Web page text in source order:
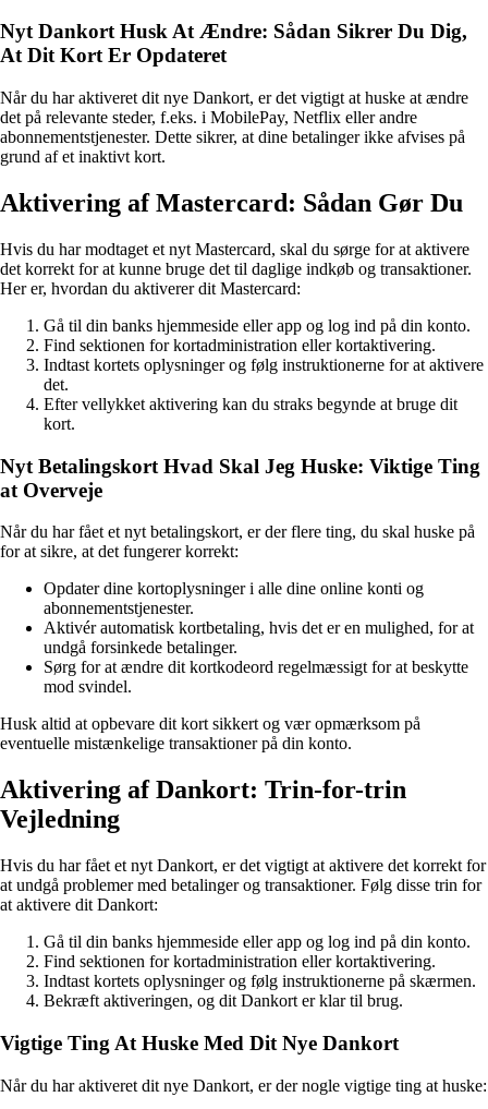
Nyt Dankort Husk At Ændre: Sådan Sikrer Du Dig,
At Dit Kort Er Opdateret
Når du har aktiveret dit nye Dankort, er det vigtigt at huske at ændre
det på relevante steder, f.eks. i MobilePay, Netflix eller andre
abonnementstjenester. Dette sikrer, at dine betalinger ikke afvises på
grund af et inaktivt kort.
Aktivering af Mastercard: Sådan Gør Du
Hvis du har modtaget et nyt Mastercard, skal du sørge for at aktivere
det korrekt for at kunne bruge det til daglige indkøb og transaktioner.
Her er, hvordan du aktiverer dit Mastercard:
Gå til din banks hjemmeside eller app og log ind på din konto.
Find sektionen for kortadministration eller kortaktivering.
Indtast kortets oplysninger og følg instruktionerne for at aktivere
det.
Efter vellykket aktivering kan du straks begynde at bruge dit
kort.
Nyt Betalingskort Hvad Skal Jeg Huske: Viktige Ting
at Overveje
Når du har fået et nyt betalingskort, er der flere ting, du skal huske på
for at sikre, at det fungerer korrekt:
Opdater dine kortoplysninger i alle dine online konti og
abonnementstjenester.
Aktivér automatisk kortbetaling, hvis det er en mulighed, for at
undgå forsinkede betalinger.
Sørg for at ændre dit kortkodeord regelmæssigt for at beskytte
mod svindel.
Husk altid at opbevare dit kort sikkert og vær opmærksom på
eventuelle mistænkelige transaktioner på din konto.
Aktivering af Dankort: Trin-for-trin
Vejledning
Hvis du har fået et nyt Dankort, er det vigtigt at aktivere det korrekt for
at undgå problemer med betalinger og transaktioner. Følg disse trin for
at aktivere dit Dankort:
Gå til din banks hjemmeside eller app og log ind på din konto.
Find sektionen for kortadministration eller kortaktivering.
Indtast kortets oplysninger og følg instruktionerne på skærmen.
Bekræft aktiveringen, og dit Dankort er klar til brug.
Vigtige Ting At Huske Med Dit Nye Dankort
Når du har aktiveret dit nye Dankort, er der nogle vigtige ting at huske: